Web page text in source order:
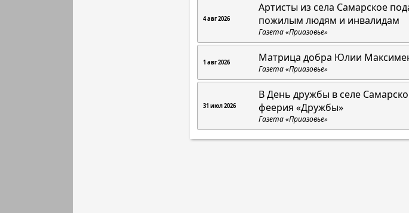
4 авг 2026
Артисты из села Самарское
пожилым людям и инвалидам
Газета «Приазовье»
1 авг 2026 Матрица добра Юлии
Газета «Приазовье»
31 июл 2026
В День дружбы в селе
феерия «Дружбы»
Газета «Приазовье»